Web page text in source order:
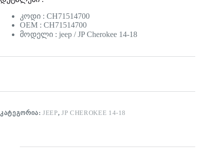
კოდი : CH71514700
OEM : CH71514700
მოდელი : jeep / JP Cherokee 14-18
ᲙᲐᲢᲔᲒᲝᲠᲘᲐ:JEEP,JP CHEROKEE 14-18